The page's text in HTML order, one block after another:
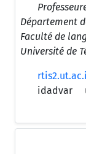
Département
Faculté de
Université de
idadvar